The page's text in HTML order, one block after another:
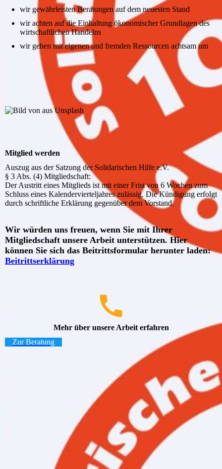
wir gewährleisten Beratungen auf dem neuesten Stand
wir achten auf die Einhaltung ökonomischer Grundlagen des
wirtschaftlichen Handelns
wir gehen mit eigenen und fremden Ressourcen achtsam um
Mitglied werden
Auszug aus der Satzung der Solidarischen Hilfe e.V.
§ 3 Abs. (4) Mitgliedschaft:
Der Austritt eines Mitglieds ist mit einer Frist von 6 Wochen zum
Schluss eines Kalendervierteljahres zulässig. Die Kündigung erfolgt
durch schriftliche Erklärung gegenüber dem Vorstand.
Wir würden uns freuen, wenn Sie mit Ihrer
Mitgliedschaft unsere Arbeit unterstützen. Hier
können Sie sich das Beitrittsformular herunter laden:
Beitrittserklärung
Mehr über unsere Arbeit erfahren
Zur Beratung